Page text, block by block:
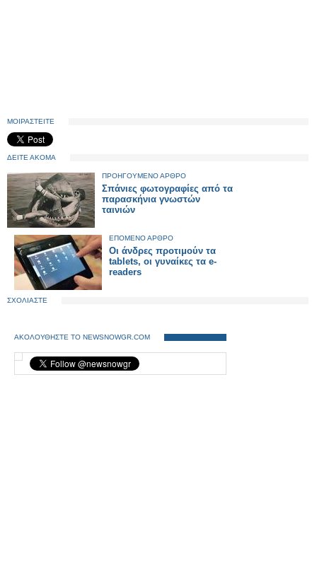
ΜΟΙΡΑΣΤΕΙΤΕ
ΔΕΙΤΕ ΑΚΟΜΑ
ΠΡΟΗΓΟΥΜΕΝΟ ΑΡΘΡΟ
Σπάνιες φωτογραφίες από τα
παρασκήνια γνωστών
ταινιών
ΕΠΟΜΕΝΟ ΑΡΘΡΟ
Οι άνδρες προτιμούν τα
tablets, οι γυναίκες τα e-
readers
ΣΧΟΛΙΑΣΤΕ
ΑΚΟΛΟΥΘΗΣΤΕ ΤΟ NEWSNOWGR.COM